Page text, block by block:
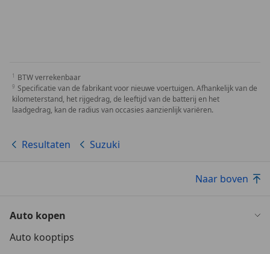
BTW verrekenbaar
Specificatie van de fabrikant voor nieuwe voertuigen. Afhankelijk van de
kilometerstand, het rijgedrag, de leeftijd van de batterij en het
laadgedrag, kan de radius van occasies aanzienlijk variëren.
Resultaten Suzuki
Naar boven
Auto kopen
Auto kooptips